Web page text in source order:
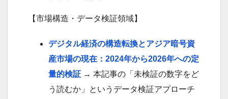
【市場構造・データ検証領域】
デジタル経済の構造転換とアジア暗号資
産市場の現在：2024年から2026年への定
量的検証 → 本記事の「未検証の数字をど
う読むか」というデータ検証アプローチ